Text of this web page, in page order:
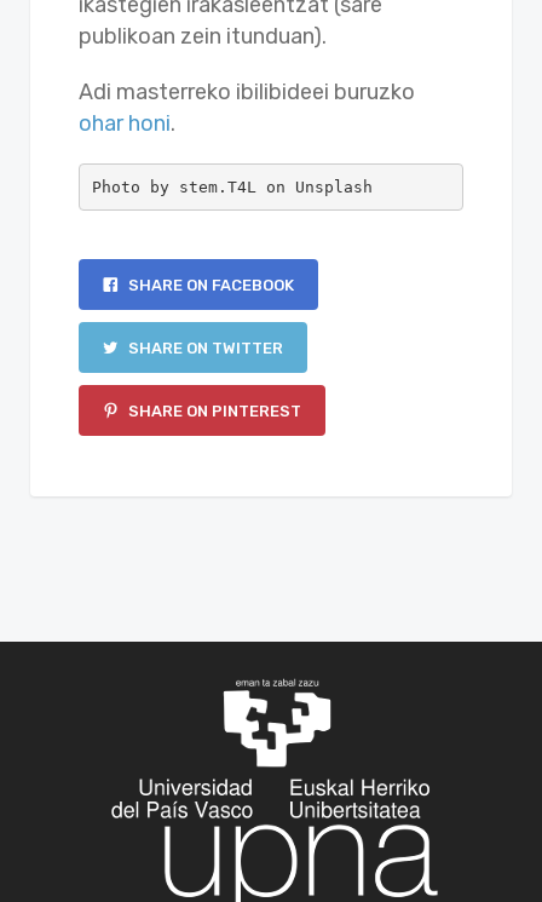
publikoan zein itunduan).
Adi masterreko ibilibideei buruzko
ohar honi.
Photo by stem.T4L on Unsplash
SHARE ON FACEBOOK
SHARE ON TWITTER
SHARE ON PINTEREST